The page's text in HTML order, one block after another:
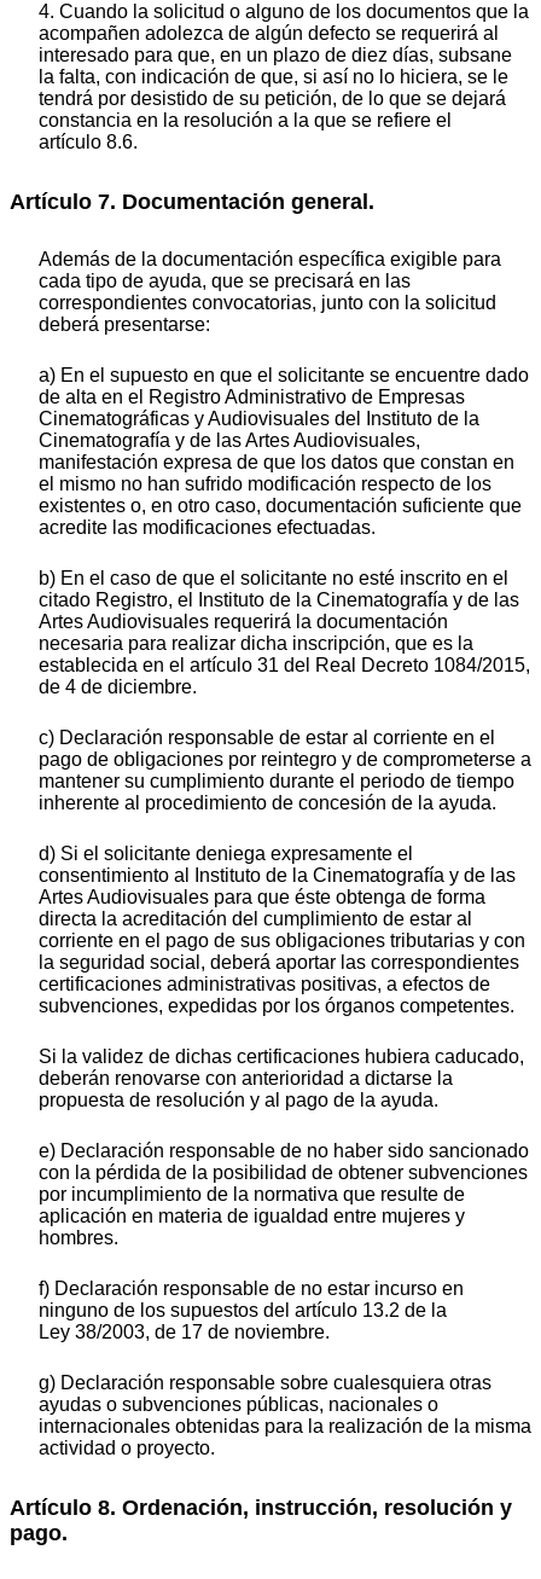
4. Cuando la solicitud o alguno de los documentos que la
acompañen adolezca de algún defecto se requerirá al
interesado para que, en un plazo de diez días, subsane
la falta, con indicación de que, si así no lo hiciera, se le
tendrá por desistido de su petición, de lo que se dejará
constancia en la resolución a la que se refiere el
artículo 8.6.
Artículo 7. Documentación general.
Además de la documentación específica exigible para
cada tipo de ayuda, que se precisará en las
correspondientes convocatorias, junto con la solicitud
deberá presentarse:
a) En el supuesto en que el solicitante se encuentre dado
de alta en el Registro Administrativo de Empresas
Cinematográficas y Audiovisuales del Instituto de la
Cinematografía y de las Artes Audiovisuales,
manifestación expresa de que los datos que constan en
el mismo no han sufrido modificación respecto de los
existentes o, en otro caso, documentación suficiente que
acredite las modificaciones efectuadas.
b) En el caso de que el solicitante no esté inscrito en el
citado Registro, el Instituto de la Cinematografía y de las
Artes Audiovisuales requerirá la documentación
necesaria para realizar dicha inscripción, que es la
establecida en el artículo 31 del Real Decreto 1084/2015,
de 4 de diciembre.
c) Declaración responsable de estar al corriente en el
pago de obligaciones por reintegro y de comprometerse a
mantener su cumplimiento durante el periodo de tiempo
inherente al procedimiento de concesión de la ayuda.
d) Si el solicitante deniega expresamente el
consentimiento al Instituto de la Cinematografía y de las
Artes Audiovisuales para que éste obtenga de forma
directa la acreditación del cumplimiento de estar al
corriente en el pago de sus obligaciones tributarias y con
la seguridad social, deberá aportar las correspondientes
certificaciones administrativas positivas, a efectos de
subvenciones, expedidas por los órganos competentes.
Si la validez de dichas certificaciones hubiera caducado,
deberán renovarse con anterioridad a dictarse la
propuesta de resolución y al pago de la ayuda.
e) Declaración responsable de no haber sido sancionado
con la pérdida de la posibilidad de obtener subvenciones
por incumplimiento de la normativa que resulte de
aplicación en materia de igualdad entre mujeres y
hombres.
f) Declaración responsable de no estar incurso en
ninguno de los supuestos del artículo 13.2 de la
Ley 38/2003, de 17 de noviembre.
g) Declaración responsable sobre cualesquiera otras
ayudas o subvenciones públicas, nacionales o
internacionales obtenidas para la realización de la misma
actividad o proyecto.
Artículo 8. Ordenación, instrucción, resolución y
pago.